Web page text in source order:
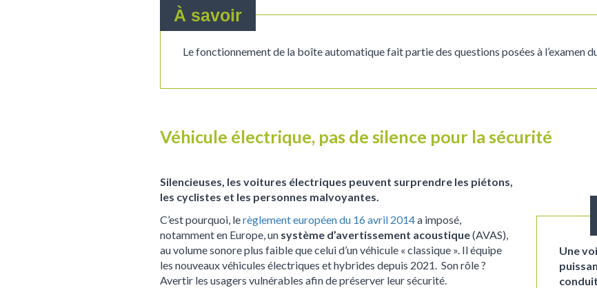
Le fonctionnement de la boîte automatique fait partie des questions posées à l’examen
À savoir
Véhicule électrique, pas de silence pour la sécurité
Une
Silencieuses, les voitures électriques peuvent surprendre les piétons,
les cyclistes et les personnes malvoyantes.
C’est pourquoi, lerèglement européen du 16 avril 2014a imposé,
notamment en Europe, un système d’avertissement acoustique(AVAS),
au volume sonore plus faible que celui d’un véhicule « classique ». Il équipe
les nouveaux véhicules électriques et hybrides depuis 2021. Son rôle ?
Avertir les usagers vulnérables afin de préserver leur sécurité.